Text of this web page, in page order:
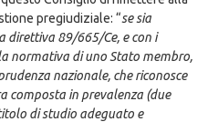
pregiudiziale: “se sia
direttiva 89/665/Ce, e con i
normativa di uno Stato membro,
nazionale, che riconosce
composta in prevalenza (due
di studio adeguato e